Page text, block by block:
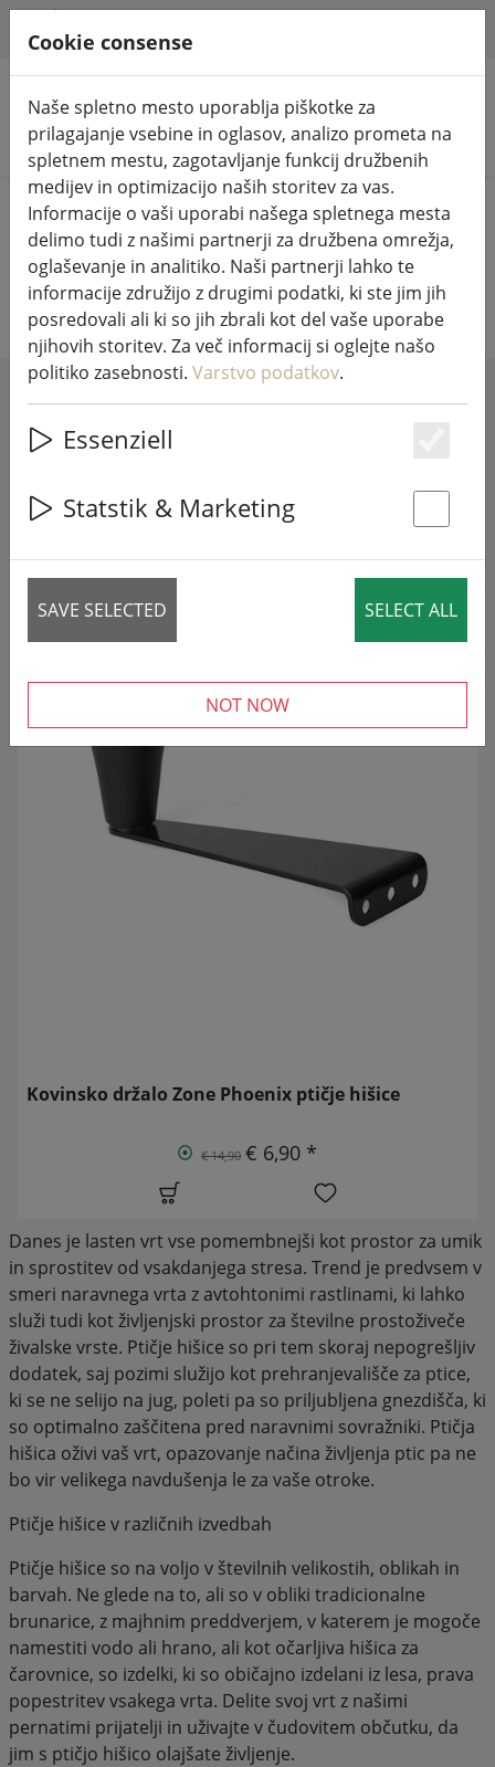
Iskanje izdelkov
Home Življenje Ptičje hišice in krmilnice
Ptičje hišice in krmilnice
SHOW FILTERS
1 article
ZNIŽANO! SALE
Kovinsko držalo Zone Phoenix ptičje hišice
€ 14,90 € 6,90 *
Danes je lasten vrt vse pomembnejši kot prostor za umik
in sprostitev od vsakdanjega stresa. Trend je predvsem v
smeri naravnega vrta z avtohtonimi rastlinami, ki lahko
služi tudi kot življenjski prostor za številne prostoživeče
živalske vrste. Ptičje hišice so pri tem skoraj nepogrešljiv
dodatek, saj pozimi služijo kot prehranjevališče za ptice,
ki se ne selijo na jug, poleti pa so priljubljena gnezdišča, ki
so optimalno zaščitena pred naravnimi sovražniki. Ptičja
hišica oživi vaš vrt, opazovanje načina življenja ptic pa ne
bo vir velikega navdušenja le za vaše otroke.
Ptičje hišice v različnih izvedbah
Ptičje hišice so na voljo v številnih velikostih, oblikah in
barvah. Ne glede na to, ali so v obliki tradicionalne
brunarice, z majhnim preddverjem, v katerem je mogoče
namestiti vodo ali hrano, ali kot očarljiva hišica za
čarovnice, so izdelki, ki so običajno izdelani iz lesa, prava
popestritev vsakega vrta. Delite svoj vrt z našimi
pernatimi prijatelji in uživajte v čudovitem občutku, da
jim s ptičjo hišico olajšate življenje.
Cookie consense
Naše spletno mesto uporablja piškotke za
prilagajanje vsebine in oglasov, analizo prometa na
spletnem mestu, zagotavljanje funkcij družbenih
medijev in optimizacijo naših storitev za vas.
Informacije o vaši uporabi našega spletnega mesta
delimo tudi z našimi partnerji za družbena omrežja,
oglaševanje in analitiko. Naši partnerji lahko te
informacije združijo z drugimi podatki, ki ste jim jih
posredovali ali ki so jih zbrali kot del vaše uporabe
njihovih storitev. Za več informacij si oglejte našo
politiko zasebnosti. Varstvo podatkov.
Essenziell
Statstik & Marketing
SAVE SELECTED SELECT ALL
NOT NOW